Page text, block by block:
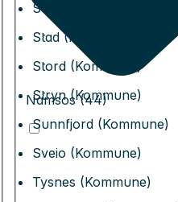
Solund (Kommune)
Stad (Kommune)
Stord (Kommune)
Stryn (Kommune)
Sunnfjord (Kommune)
Sveio (Kommune)
Tysnes (Kommune)
Namsos (44)